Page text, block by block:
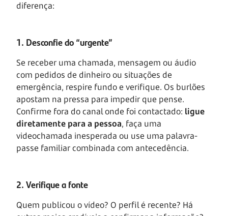
diferença:
1. Desconfie do “urgente”
Se receber uma chamada, mensagem ou áudio
com pedidos de dinheiro ou situações de
emergência, respire fundo e verifique. Os burlões
apostam na pressa para impedir que pense.
Confirme fora do canal onde foi contactado: ligue
diretamente para a pessoa, faça uma
videochamada inesperada ou use uma palavra-
passe familiar combinada com antecedência.
2. Verifique a fonte
Quem publicou o vídeo? O perfil é recente? Há